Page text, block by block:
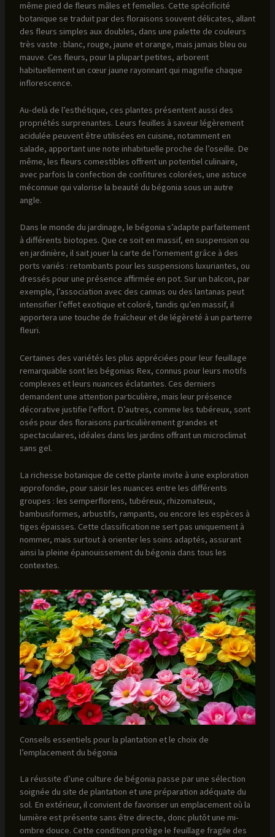
même pied de fleurs mâles et femelles. Cette spécificité
botanique se traduit par des floraisons souvent délicates, allant
des fleurs simples aux doubles, dans une palette de couleurs
très vaste : blanc, rouge, jaune et orange, mais jamais bleu ou
mauve. Ces fleurs, pour la plupart petites, arborent
habituellement un cœur jaune rayonnant qui magnifie chaque
inflorescence.
Au-delà de l’esthétique, ces plantes présentent aussi des
propriétés surprenantes. Leurs feuilles à saveur légèrement
acidulée peuvent être utilisées en cuisine, notamment en
salade, apportant une note inhabituelle proche de l’oseille. De
même, les fleurs comestibles offrent un potentiel culinaire,
avec parfois la confection de confitures colorées, une astuce
méconnue qui valorise la beauté du bégonia sous un autre
angle.
Dans le monde du jardinage, le bégonia s’adapte parfaitement
à différents biotopes. Que ce soit en massif, en suspension ou
en jardinière, il sait jouer la carte de l’ornement grâce à des
ports variés : retombants pour les suspensions luxuriantes, ou
dressés pour une présence affirmée en pot. Sur un balcon, par
exemple, l’association avec des cannas ou des lantanas peut
intensifier l’effet exotique et coloré, tandis qu’en massif, il
apportera une touche de fraîcheur et de légèreté à un parterre
fleuri.
Certaines des variétés les plus appréciées pour leur feuillage
remarquable sont les bégonias Rex, connus pour leurs motifs
complexes et leurs nuances éclatantes. Ces derniers
demandent une attention particulière, mais leur présence
décorative justifie l’effort. D’autres, comme les tubéreux, sont
osés pour des floraisons particulièrement grandes et
spectaculaires, idéales dans les jardins offrant un microclimat
sans gel.
La richesse botanique de cette plante invite à une exploration
approfondie, pour saisir les nuances entre les différents
groupes : les semperflorens, tubéreux, rhizomateux,
bambusiformes, arbustifs, rampants, ou encore les espèces à
tiges épaisses. Cette classification ne sert pas uniquement à
nommer, mais surtout à orienter les soins adaptés, assurant
ainsi la pleine épanouissement du bégonia dans tous les
contextes.
Conseils essentiels pour la plantation et le choix de
l’emplacement du bégonia
La réussite d’une culture de bégonia passe par une sélection
soignée du site de plantation et une préparation adéquate du
sol. En extérieur, il convient de favoriser un emplacement où la
lumière est présente sans être directe, donc plutôt une mi-
ombre douce. Cette condition protège le feuillage fragile des